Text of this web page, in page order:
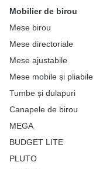
Mobilier de birou
Mese birou
Mese directoriale
Mese ajustabile
Mese mobile și pliabile
Tumbe și dulapuri
Canapele de birou
MEGA
BUDGET LITE
PLUTO